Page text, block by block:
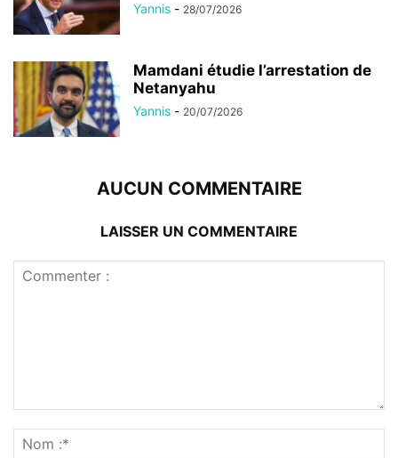
Yannis - 28/07/2026
Mamdani étudie l’arrestation de
Netanyahu
Yannis - 20/07/2026
AUCUN COMMENTAIRE
LAISSER UN COMMENTAIRE